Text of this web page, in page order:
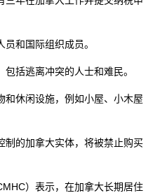
和国际组织成员。
括逃离冲突的人士和难民。
和休闲设施，例如小屋、小木屋
制的加拿大实体，将被禁止购买
）表示，在加拿大长期居住